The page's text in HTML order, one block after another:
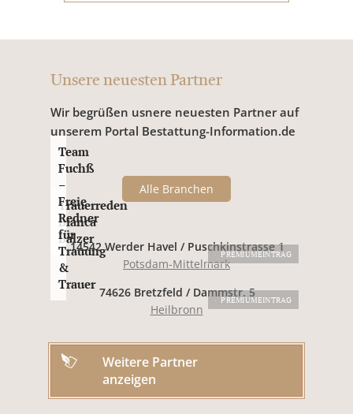
Unsere neuesten Partner
Wir begrüßen usnere neuesten Partner auf
unserem Portal Bestattung-Information.de
Alle Branchen
PREMIUMEINTRAG
Trauerreden
Bianca
Balzer
14542 Werder Havel / Puschkinstrasse 1
Potsdam-Mittelmark
PREMIUMEINTRAG
Team
Fuchß
–
Freie
Redner
für
Trauung
&
Trauer
74626 Bretzfeld / Dammstr. 5
Heilbronn
Weitere Partner
anzeigen